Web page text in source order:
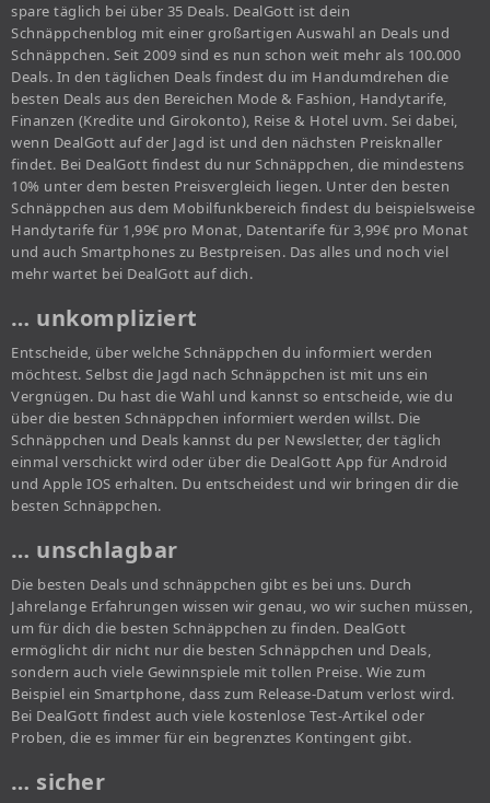
spare täglich bei über 35 Deals. DealGott ist dein
Schnäppchenblog mit einer großartigen Auswahl an Deals und
Schnäppchen. Seit 2009 sind es nun schon weit mehr als 100.000
Deals. In den täglichen Deals findest du im Handumdrehen die
besten Deals aus den Bereichen Mode & Fashion, Handytarife,
Finanzen (Kredite und Girokonto), Reise & Hotel uvm. Sei dabei,
wenn DealGott auf der Jagd ist und den nächsten Preisknaller
findet. Bei DealGott findest du nur Schnäppchen, die mindestens
10% unter dem besten Preisvergleich liegen. Unter den besten
Schnäppchen aus dem Mobilfunkbereich findest du beispielsweise
Handytarife für 1,99€ pro Monat, Datentarife für 3,99€ pro Monat
und auch Smartphones zu Bestpreisen. Das alles und noch viel
mehr wartet bei DealGott auf dich.
… unkompliziert
Entscheide, über welche Schnäppchen du informiert werden
möchtest. Selbst die Jagd nach Schnäppchen ist mit uns ein
Vergnügen. Du hast die Wahl und kannst so entscheide, wie du
über die besten Schnäppchen informiert werden willst. Die
Schnäppchen und Deals kannst du per Newsletter, der täglich
einmal verschickt wird oder über die DealGott App für Android
und Apple IOS erhalten. Du entscheidest und wir bringen dir die
besten Schnäppchen.
… unschlagbar
Die besten Deals und schnäppchen gibt es bei uns. Durch
Jahrelange Erfahrungen wissen wir genau, wo wir suchen müssen,
um für dich die besten Schnäppchen zu finden. DealGott
ermöglicht dir nicht nur die besten Schnäppchen und Deals,
sondern auch viele Gewinnspiele mit tollen Preise. Wie zum
Beispiel ein Smartphone, dass zum Release-Datum verlost wird.
Bei DealGott findest auch viele kostenlose Test-Artikel oder
Proben, die es immer für ein begrenztes Kontingent gibt.
… sicher